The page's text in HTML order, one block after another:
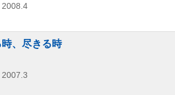
2008.4
、尽きる時
2007.3